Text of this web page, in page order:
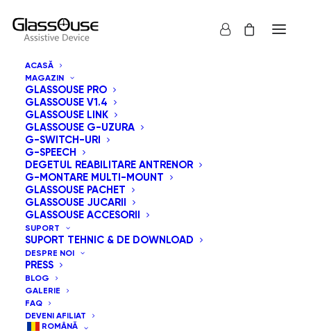
ACASĂ
MAGAZIN
GLASSOUSE PRO
GLASSOUSE V1.4
GLASSOUSE LINK
GLASSOUSE G-UZURA
G-SWITCH-URI
G-SPEECH
DEGETUL REABILITARE ANTRENOR
G-MONTARE MULTI-MOUNT
GLASSOUSE PACHET
GLASSOUSE JUCARII
GLASSOUSE ACCESORII
SUPORT
SUPORT TEHNIC & DE DOWNLOAD
DESPRE NOI
PRESS
BLOG
GALERIE
FAQ
DEVENI AFILIAT
ROMÂNĂ
Arată tot
Sortează după cele mai recente
Sortare implicită
Sortează după popularitatea vânzărilor
Sortează după preț: de la mare la mic